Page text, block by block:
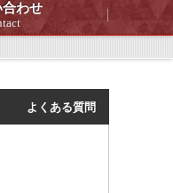
わせ
よくある質問